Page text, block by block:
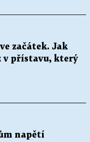
začátek. Jak
v přístavu, který
napětí